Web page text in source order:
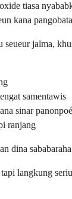
tiasa
kana
jalma,
samentawis
sinar panonpoé
ranjang
dina
langkung